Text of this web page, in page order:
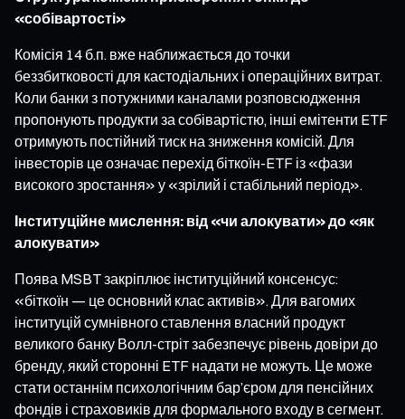
«собівартості»
Комісія 14 б.п. вже наближається до точки
беззбитковості для кастодіальних і операційних витрат.
Коли банки з потужними каналами розповсюдження
пропонують продукти за собівартістю, інші емітенти ETF
отримують постійний тиск на зниження комісій. Для
інвесторів це означає перехід біткоїн-ETF із «фази
високого зростання» у «зрілий і стабільний період».
Інституційне мислення: від «чи алокувати» до «як
алокувати»
Поява MSBT закріплює інституційний консенсус:
«біткоїн — це основний клас активів». Для вагомих
інституцій сумнівного ставлення власний продукт
великого банку Волл-стріт забезпечує рівень довіри до
бренду, який сторонні ETF надати не можуть. Це може
стати останнім психологічним бар’єром для пенсійних
фондів і страховиків для формального входу в сегмент.